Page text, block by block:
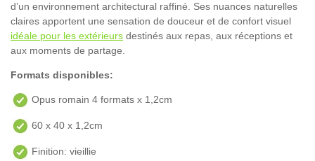
d’un environnement architectural raffiné. Ses nuances naturelles
claires apportent une sensation de douceur et de confort visuel
idéale pour les extérieurs destinés aux repas, aux réceptions et
aux moments de partage.
Formats disponibles:
Opus romain 4 formats x 1,2cm
60 x 40 x 1,2cm
Finition: vieillie